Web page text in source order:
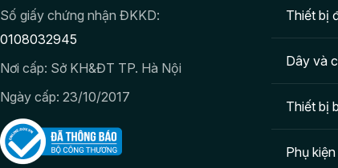
Số giấy chứng nhận ĐKKD:
0108032945
Nơi cấp: Sở KH&ĐT TP. Hà Nội
Ngày cấp: 23/10/2017
Thiết bị
Dây và
Thiết bị
Phụ